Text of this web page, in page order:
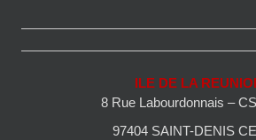
ILE DE LA
8 Rue Labourdonnais –
97404 SAINT-DENIS